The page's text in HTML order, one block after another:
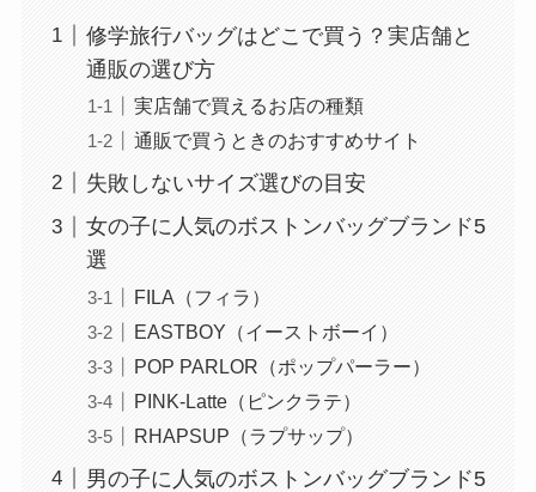
修学旅行バッグはどこで買う？実店舗と
通販の選び方
実店舗で買えるお店の種類
通販で買うときのおすすめサイト
失敗しないサイズ選びの目安
女の子に人気のボストンバッグブランド5
選
FILA（フィラ）
EASTBOY（イーストボーイ）
POP PARLOR（ポップパーラー）
PINK-Latte（ピンクラテ）
RHAPSUP（ラプサップ）
男の子に人気のボストンバッグブランド5